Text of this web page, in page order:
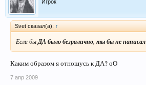
Игрок
Svet сказал(а): ↑
Если быДА было безралично ты бы не написал
Каким образом я отношусь к ДА? оО
7 апр 2009